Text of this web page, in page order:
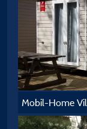
Mobil-Home